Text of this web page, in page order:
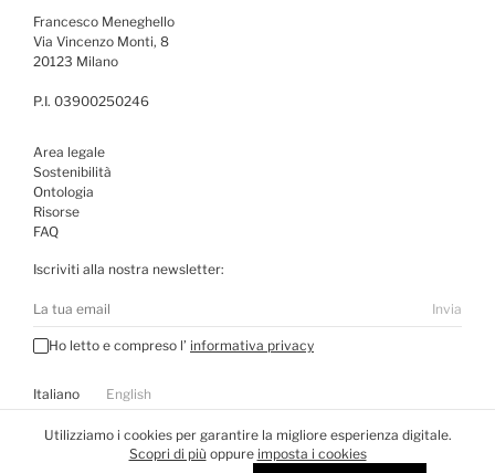
Francesco Meneghello
Via Vincenzo Monti, 8
20123 Milano
P.I. 03900250246
Area legale
Sostenibilità
Ontologia
Risorse
FAQ
Iscriviti alla nostra newsletter:
Invia
Ho letto e compreso l’ informativa privacy
Italiano
English
Visita
WE DON’T DESIGN
Tutti i diritti riservati ©2026
Utilizziamo i cookies per garantire la migliore esperienza digitale.
Scopri di più oppure imposta i cookies